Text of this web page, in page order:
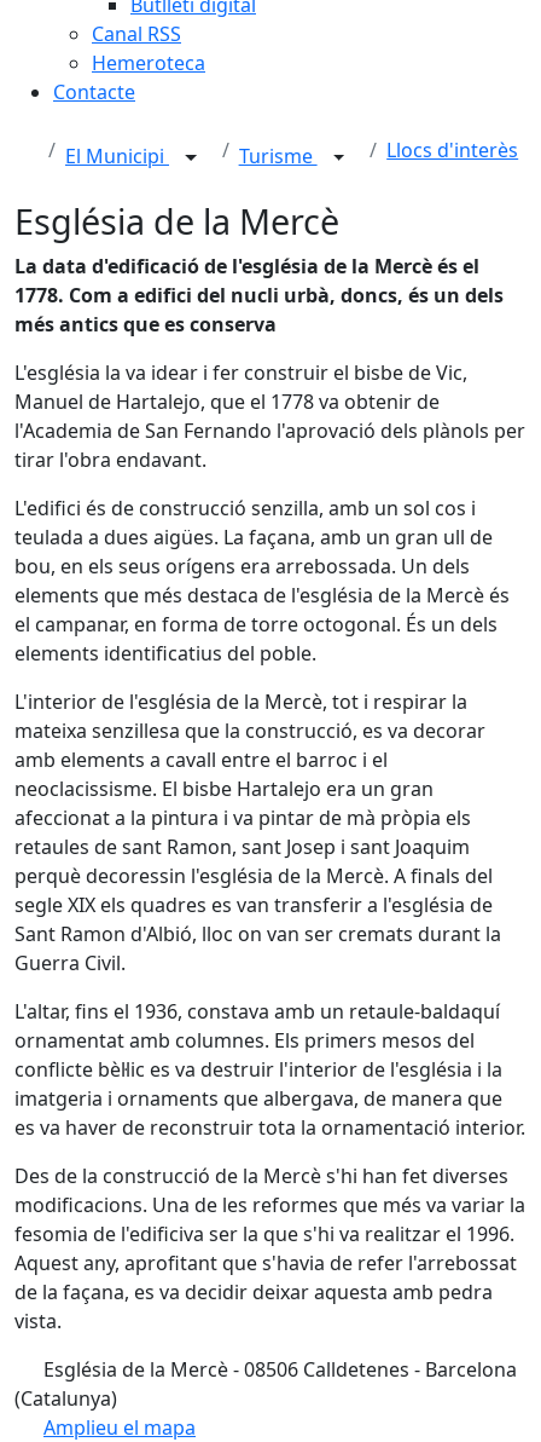
Canal RSS
Hemeroteca
Contacte
El Municipi Turisme Llocs d'interès
Església de la Mercè
La data d'edificació de l'església de la Mercè és el
1778. Com a edifici del nucli urbà, doncs, és un dels
més antics que es conserva
L'església la va idear i fer construir el bisbe de Vic,
Manuel de Hartalejo, que el 1778 va obtenir de
l'Academia de San Fernando l'aprovació dels plànols per
tirar l'obra endavant.
L'edifici és de construcció senzilla, amb un sol cos i
teulada a dues aigües. La façana, amb un gran ull de
bou, en els seus orígens era arrebossada. Un dels
elements que més destaca de l'església de la Mercè és
el campanar, en forma de torre octogonal. És un dels
elements identificatius del poble.
L'interior de l'església de la Mercè, tot i respirar la
mateixa senzillesa que la construcció, es va decorar
amb elements a cavall entre el barroc i el
neoclacissisme. El bisbe Hartalejo era un gran
afeccionat a la pintura i va pintar de mà pròpia els
retaules de sant Ramon, sant Josep i sant Joaquim
perquè decoressin l'església de la Mercè. A finals del
segle XIX els quadres es van transferir a l'església de
Sant Ramon d'Albió, lloc on van ser cremats durant la
Guerra Civil.
L'altar, fins el 1936, constava amb un retaule-baldaquí
ornamentat amb columnes. Els primers mesos del
conflicte bèl·lic es va destruir l'interior de l'església i la
imatgeria i ornaments que albergava, de manera que
es va haver de reconstruir tota la ornamentació interior.
Des de la construcció de la Mercè s'hi han fet diverses
modificacions. Una de les reformes que més va variar la
fesomia de l'edificiva ser la que s'hi va realitzar el 1996.
Aquest any, aprofitant que s'havia de refer l'arrebossat
de la façana, es va decidir deixar aquesta amb pedra
vista.
Església de la Mercè - 08506 Calldetenes - Barcelona
(Catalunya)
Amplieu el mapa